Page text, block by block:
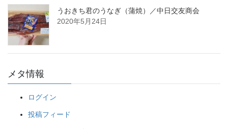
うおきち君のうなぎ（蒲焼）／中日交友商会
2020年5月24日
メタ情報
ログイン
投稿フィード